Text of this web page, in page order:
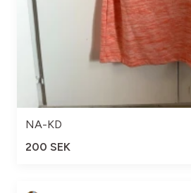
NA-KD
200 SEK